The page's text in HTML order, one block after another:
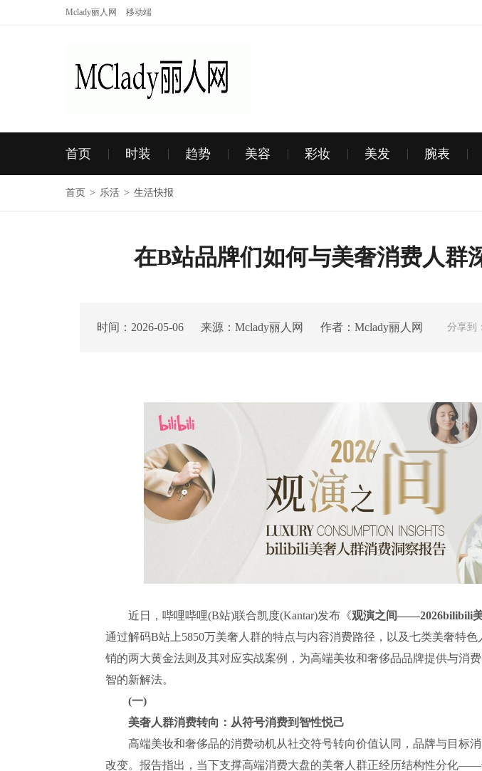
Mclady丽人网 移动端
首页 时装 趋势 美容 彩妆 美发 腕表
首页 > 乐活 > 生活快报
在B站品牌们如何与美奢消费人群
时间：2026-05-06 来源：Mclady丽人网 作者：Mclady丽人网 分享到：
近日，哔哩哔哩(B站)联合凯度(Kantar)发布《观演之间——2026bilibili
通过解码B站上5850万美奢人群的特点与内容消费路径，以及七类美奢特
销的两大黄金法则及其对应实战案例，为高端美妆和奢侈品品牌提供与消
智的新解法。
(一)
美奢人群消费转向：从符号消费到智性悦己
高端美妆和奢侈品的消费动机从社交符号转向价值认同，品牌与目标消
改变。报告指出，当下支撑高端消费大盘的美奢人群正经历结构性分化